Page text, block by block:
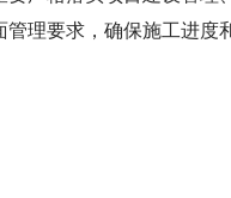
管理要求，确保施工进度